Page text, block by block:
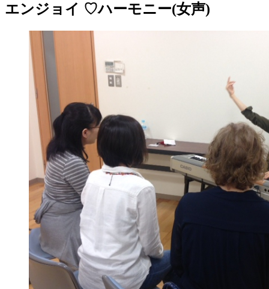
エンジョイ ♡ハーモニー(女声)